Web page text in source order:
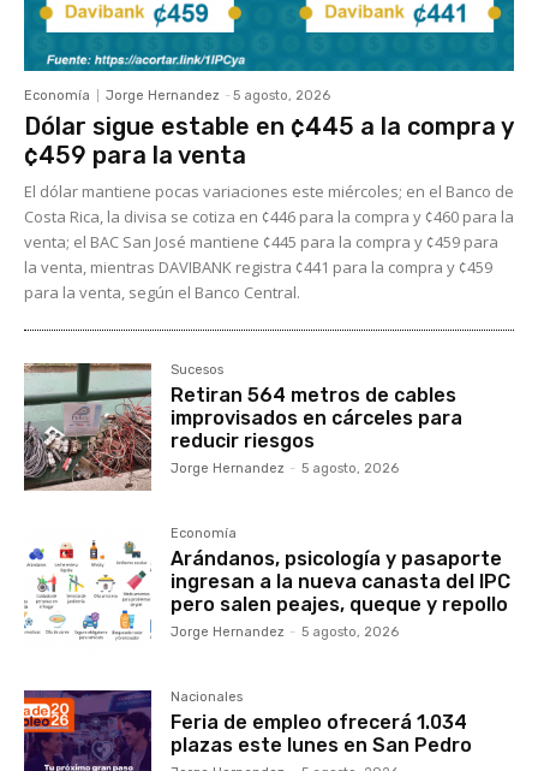
Economía Jorge Hernandez - 5 agosto, 2026
Dólar sigue estable en ¢445 a la compra y
¢459 para la venta
El dólar mantiene pocas variaciones este miércoles; en el Banco de
Costa Rica, la divisa se cotiza en ¢446 para la compra y ¢460 para la
venta; el BAC San José mantiene ¢445 para la compra y ¢459 para
la venta, mientras DAVIBANK registra ¢441 para la compra y ¢459
para la venta, según el Banco Central.
Sucesos
Retiran 564 metros de cables
improvisados en cárceles para
reducir riesgos
Jorge Hernandez - 5 agosto, 2026
Economía
Arándanos, psicología y pasaporte
ingresan a la nueva canasta del IPC
pero salen peajes, queque y repollo
Jorge Hernandez - 5 agosto, 2026
Nacionales
Feria de empleo ofrecerá 1.034
plazas este lunes en San Pedro